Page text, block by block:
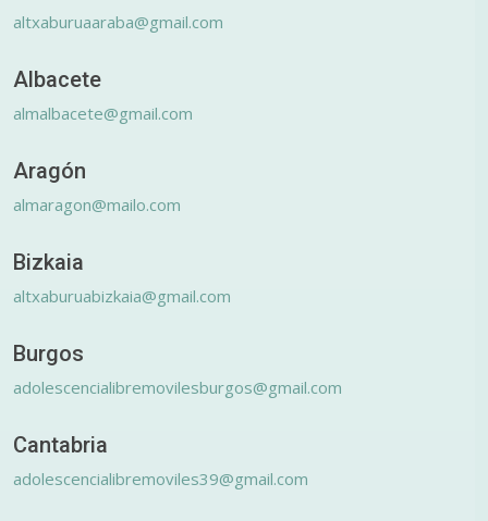
altxaburuaaraba@gmail.com
Albacete
almalbacete@gmail.com
Aragón
almaragon@mailo.com
Bizkaia
altxaburuabizkaia@gmail.com
Burgos
adolescencialibremovilesburgos@gmail.com
Cantabria
adolescencialibremoviles39@gmail.com